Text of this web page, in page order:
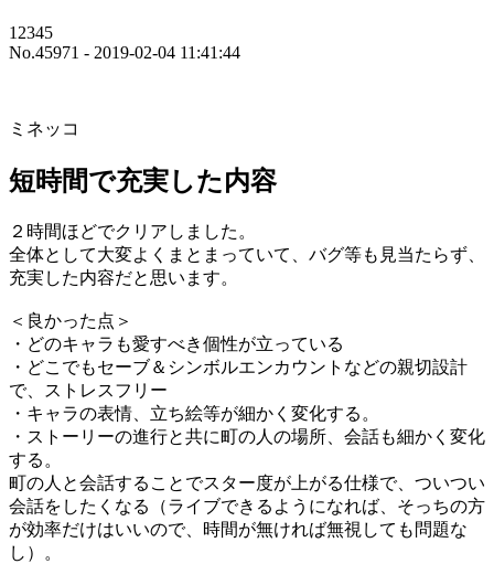
12345
No.45971 - 2019-02-04 11:41:44
ミネッコ
短時間で充実した内容
２時間ほどでクリアしました。
全体として大変よくまとまっていて、バグ等も見当たらず、
充実した内容だと思います。
＜良かった点＞
・どのキャラも愛すべき個性が立っている
・どこでもセーブ＆シンボルエンカウントなどの親切設計
で、ストレスフリー
・キャラの表情、立ち絵等が細かく変化する。
・ストーリーの進行と共に町の人の場所、会話も細かく変化
する。
町の人と会話することでスター度が上がる仕様で、ついつい
会話をしたくなる（ライブできるようになれば、そっちの方
が効率だけはいいので、時間が無ければ無視しても問題な
し）。